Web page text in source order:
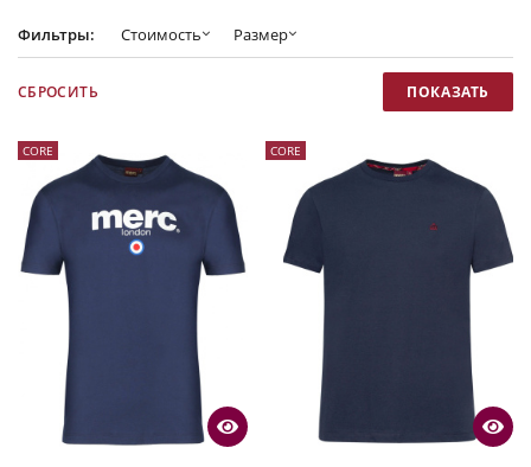
Фильтры: Стоимость Размер
CORE CORE